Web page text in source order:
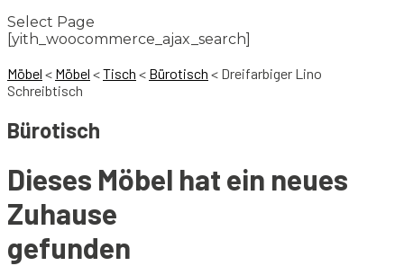
Select Page
[yith_woocommerce_ajax_search]
Möbel < Möbel <Tisch < Bürotisch < Dreifarbiger Lino
Schreibtisch
Bürotisch
Dieses Möbel hat ein neues
Zuhause
gefunden